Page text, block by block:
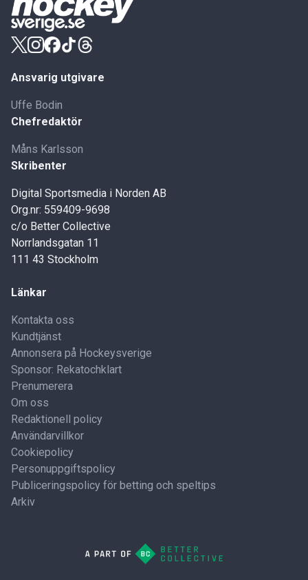
Ansvarig utgivare
Uffe Bodin
Chefredaktör
Måns Karlsson
Skribenter
Digital Sportsmedia i Norden AB
Org.nr: 559409-9698
c/o Better Collective
Norrlandsgatan 11
111 43 Stockholm
Länkar
Kontakta oss
Kundtjänst
Annonsera på Hockeysverige
Sponsor: Rekatochklart
Prenumerera
Om oss
Redaktionell policy
Användarvillkor
Cookiepolicy
Personuppgiftspolicy
Publiceringspolicy för betting och speltips
Arkiv